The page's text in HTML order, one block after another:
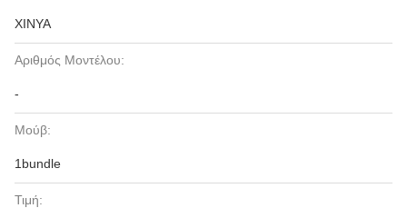
XINYA
Αριθμός Μοντέλου:
-
Μούβ:
1bundle
Τιμή: